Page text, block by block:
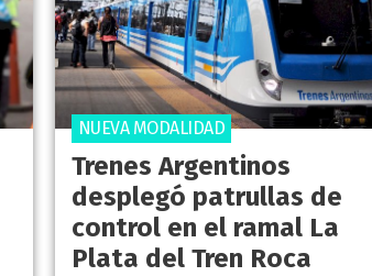
Trenes Argentinos
desplegó patrullas de
control en el ramal La
Plata del Tren Roca
NUEVA MODALIDAD